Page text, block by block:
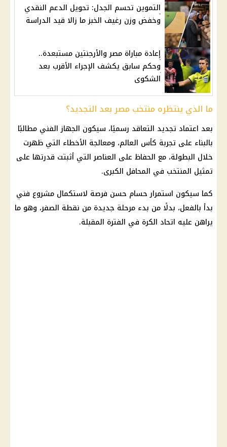
التموين تحسم الجدل: تحويل الدعم النقدي
وخفض وزن رغيف الخبز ما زالا قيد الدراسة
إعادة مباراة مصر والأرجنتين مستبعدة..
وحكم سابق يكشف الإجراء الأقرب بعد
الشكوى
ما الذي ينتظره منتخب مصر بعد التجديد؟
بعد اعتماد تجديد التعاقد رسميًا، سيكون الجهاز الفني مطالبًا
بالبناء على تجربة كأس العالم، ومعالجة الأخطاء التي ظهرت
خلال البطولة، مع الحفاظ على العناصر التي أثبتت قدرتها على
تمثيل المنتخب في المحافل الكبرى.
كما سيكون استمرار حسام حسن فرصة لاستكمال مشروع فني
بدأ بالفعل، بدلًا من بدء مرحلة جديدة من نقطة الصفر، وهو ما
يراهن عليه اتحاد الكرة في الفترة المقبلة.